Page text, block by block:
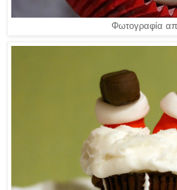
Φωτογραφία